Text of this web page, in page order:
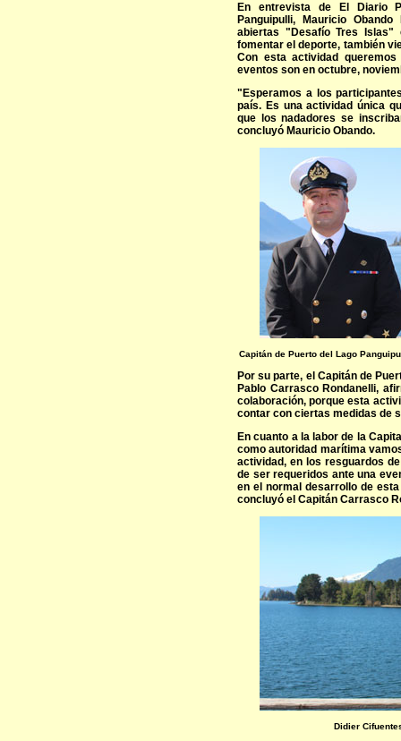
En entrevista de El Diario
Panguipulli, Mauricio
abiertas "Desafío Tres
fomentar el deporte, también
Con esta actividad
eventos son en octubre,
"Esperamos a los
país. Es una actividad única
que los nadadores se
concluyó Mauricio Obando.
Capitán de Puerto del Lago
Por su parte, el Capitán de
Pablo Carrasco Rondanelli,
colaboración, porque esta
contar con ciertas medidas de
En cuanto a la labor de la
como autoridad marítima
actividad, en los resguardos
de ser requeridos ante una
en el normal desarrollo de
concluyó el Capitán Carrasco
Didier